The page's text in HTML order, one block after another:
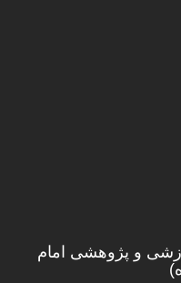
و پژوهشی امام